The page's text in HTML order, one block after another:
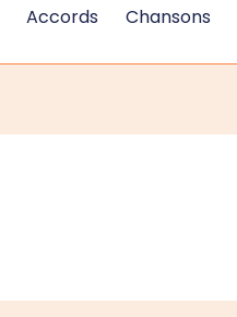
Accords Chansons